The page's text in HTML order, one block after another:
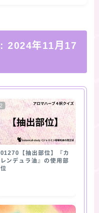
: 2024年11月17
01270【抽出部位】『カ
レンデュラ油』の使用部
位